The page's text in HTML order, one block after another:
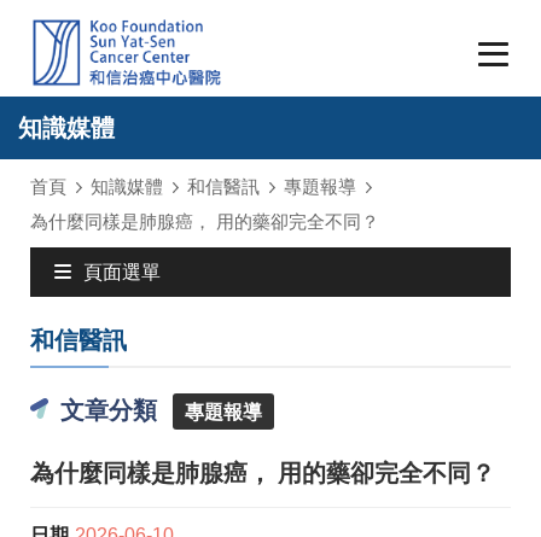
知識媒體
首頁 知識媒體 和信醫訊
專題報導
為什麼同樣是肺腺癌， 用的藥卻完全不同？
頁面選單
和信醫訊
文章分類 專題報導
為什麼同樣是肺腺癌， 用的藥卻完全不同？